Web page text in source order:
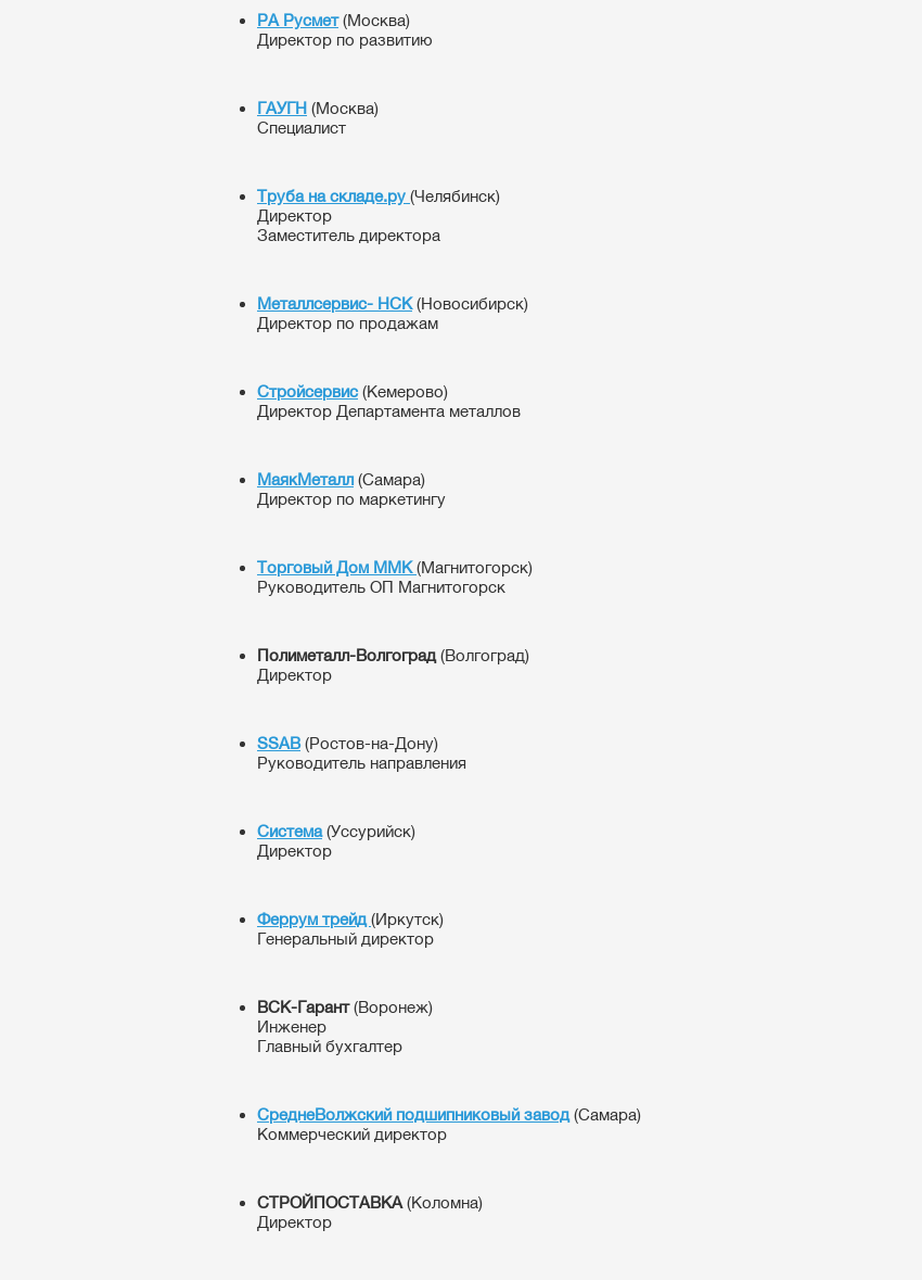
РА Русмет(Москва)
Директор по развитию
ГАУГН (Москва)
Специалист
Труба на складе.ру (Челябинск)
Директор
Заместитель директора
Металлсервис- НСК(Новосибирск)
Директор по продажам
Стройсервис(Кемерово)
Директор Департамента металлов
МаякМеталл (Самара)
Директор по маркетингу
Торговый Дом ММК(Магнитогорск)
Руководитель ОП Магнитогорск
Полиметалл-Волгоград(Волгоград)
Директор
SSAB(Ростов-на-Дону)
Руководитель направления
Система (Уссурийск)
Директор
Феррум трейд(Иркутск)
Генеральный директор
ВСК-Гарант(Воронеж)
Инженер
Главный бухгалтер
СреднеВолжский подшипниковый завод(Самара)
Коммерческий директор
СТРОЙПОСТАВКА (Коломна)
Директор